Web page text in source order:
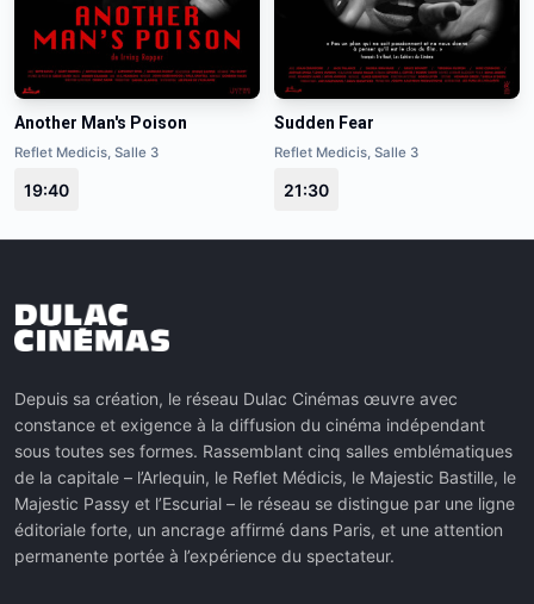
Another Man's Poison
Reflet Medicis, Salle 3
19:40
Sudden Fear
Reflet Medicis, Salle 3
21:30
Depuis sa création, le réseau Dulac Cinémas œuvre avec
constance et exigence à la diffusion du cinéma indépendant
sous toutes ses formes. Rassemblant cinq salles emblématiques
de la capitale – l’Arlequin, le Reflet Médicis, le Majestic Bastille, le
Majestic Passy et l’Escurial – le réseau se distingue par une ligne
éditoriale forte, un ancrage affirmé dans Paris, et une attention
permanente portée à l’expérience du spectateur.